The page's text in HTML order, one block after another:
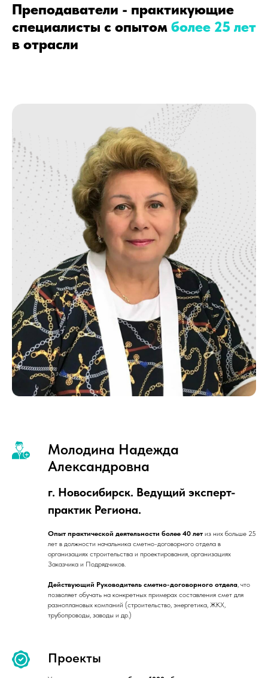
Преподаватели - практикующие
специалисты с опытом более 25 лет
в отрасли
Молодина Надежда
Александровна
г. Новосибирск. Ведущий эксперт-
практик Региона.
Опыт практической деятельности более 40 лет из них больше 25
лет в должности начальника сметно-договорного отдела в
организациях строительства и проектирования, организациях
Заказчика и Подрядчиков.
Действующий Руководитель сметно-договорного отдела, что
позволяет обучать на конкретных примерах составления смет для
разноплановых компаний (строительство, энергетика, ЖКХ,
трубопроводы, заводы и др.)
Проекты